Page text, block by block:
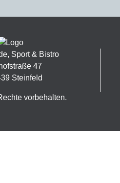
Sport & Bistro
47
Steinfeld
vorbehalten.